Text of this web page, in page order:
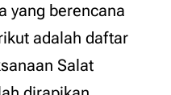
yang berencana
adalah daftar
Salat